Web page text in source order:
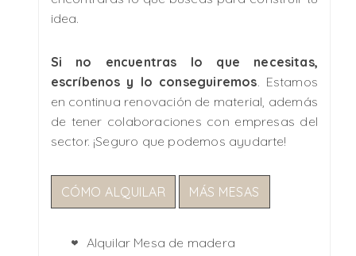
idea.
Si no encuentras lo que necesitas,
escríbenos y lo conseguiremos. Estamos
en continua renovación de material, además
de tener colaboraciones con empresas del
sector. ¡Seguro que podemos ayudarte!
CÓMO ALQUILAR MÁS MESAS
Alquilar Mesa de madera